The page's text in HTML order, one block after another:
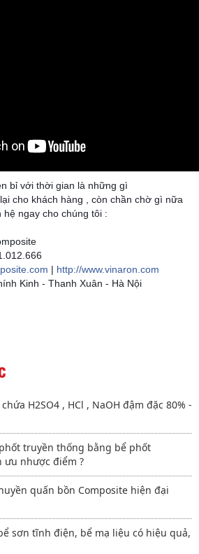
bỉ với thời gian là những gì
cho khách hàng , còn chần chờ gì nữa
hệ ngay cho chúng tôi :
| http://www.vinaron.com
Kinh - Thanh Xuân - Hà Nội
H2SO4 , HCl , NaOH đậm đặc 80% -
truyền thống bằng bể phốt
ưu nhược điểm ?
quấn bồn Composite hiện đại
sơn tĩnh điện, bể mạ liệu có hiệu quả,